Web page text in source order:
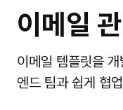
이메일
이메일 템플릿을
엔드 팀과 쉽게 협